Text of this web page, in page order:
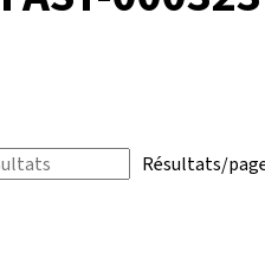
Résultats/